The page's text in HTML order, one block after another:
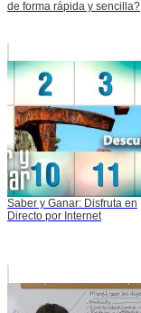
de forma rápida y sencilla?
Saber y Ganar: Disfruta en
Directo por Internet